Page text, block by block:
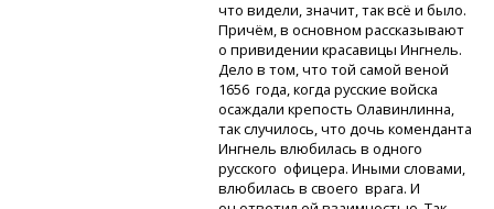
что видели, значит, так всё и было.
Причём, в основном рассказывают
о привидении красавицы Ингнель.
Дело в том, что той самой веной
1656 года, когда русские войска
осаждали крепость Олавинлинна,
так случилось, что дочь коменданта
Ингнель влюбилась в одного
русского офицера. Иными словами,
влюбилась в своего врага. И